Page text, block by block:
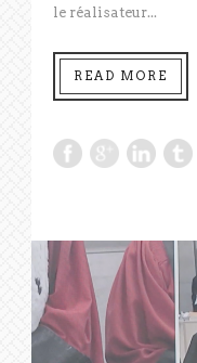
le réalisateur...
READ MORE